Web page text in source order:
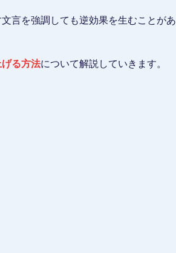
言を強調しても逆効果を生むことがあ
る方法について解説していきます。